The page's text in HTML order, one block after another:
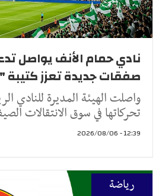
صفقات جديدة تعزز كتيبة
واصلت الهيئة المديرة للنادي
تحركاتها في سوق الانتقالات
12:39 - 2026/08/06
رياضة